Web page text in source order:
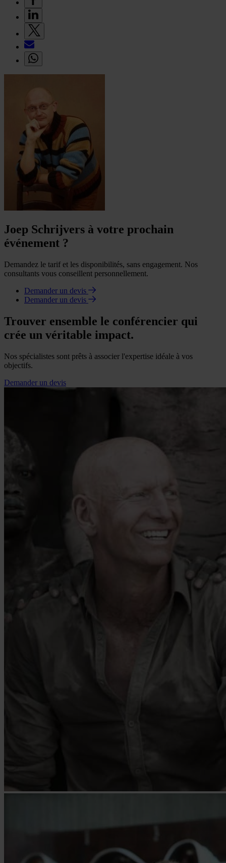
Joep Schrijvers à votre prochain
événement ?
Demandez le tarif et les disponibilités, sans engagement. Nos
consultants vous conseillent personnellement.
Demander un devis
Demander un devis
Trouver ensemble le conférencier qui
crée un véritable impact.
Nos spécialistes sont prêts à associer l'expertise idéale à vos
objectifs.
Demander un devis